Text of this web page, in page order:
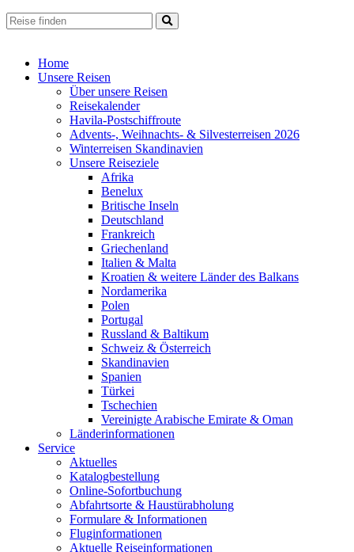
Home
Unsere Reisen
Über unsere Reisen
Reisekalender
Havila-Postschiffroute
Advents-, Weihnachts- & Silvesterreisen 2026
Winterreisen Skandinavien
Unsere Reiseziele
Afrika
Benelux
Britische Inseln
Deutschland
Frankreich
Griechenland
Italien & Malta
Kroatien & weitere Länder des Balkans
Nordamerika
Polen
Portugal
Russland & Baltikum
Schweiz & Österreich
Skandinavien
Spanien
Türkei
Tschechien
Vereinigte Arabische Emirate & Oman
Länderinformationen
Service
Aktuelles
Katalogbestellung
Online-Sofortbuchung
Abfahrtsorte & Haustürabholung
Formulare & Informationen
Fluginformationen
Aktuelle Reiseinformationen